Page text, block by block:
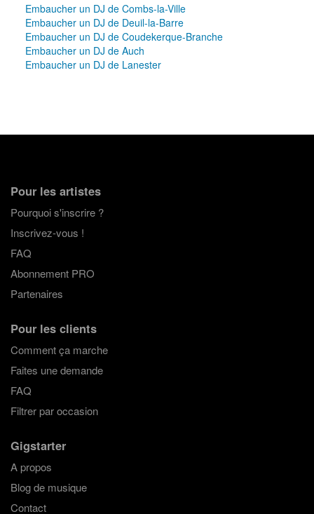
Embaucher un DJ de Combs-la-Ville
Embaucher un DJ de Deuil-la-Barre
Embaucher un DJ de Coudekerque-Branche
Embaucher un DJ de Auch
Embaucher un DJ de Lanester
Pour les artistes
Pourquoi s'inscrire ?
Inscrivez-vous !
FAQ
Abonnement PRO
Partenaires
Pour les clients
Comment ça marche
Faites une demande
FAQ
Filtrer par occasion
Gigstarter
A propos
Blog de musique
Contact